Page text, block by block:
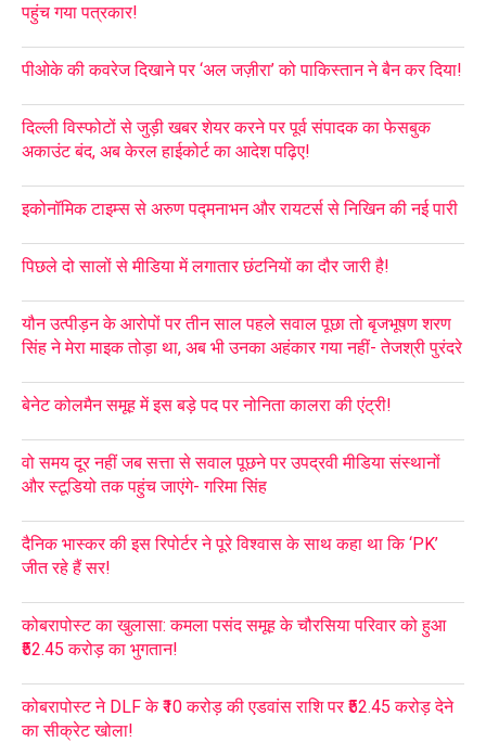
पहुंच गया पत्रकार!
पीओके की कवरेज दिखाने पर ‘अल जज़ीरा’ को पाकिस्तान ने बैन कर दिया!
दिल्ली विस्फोटों से जुड़ी खबर शेयर करने पर पूर्व संपादक का फेसबुक
अकाउंट बंद, अब केरल हाईकोर्ट का आदेश पढ़िए!
इकोनॉमिक टाइम्स से अरुण पद्मनाभन और रायटर्स से निखिन की नई पारी
पिछले दो सालों से मीडिया में लगातार छंटनियों का दौर जारी है!
यौन उत्पीड़न के आरोपों पर तीन साल पहले सवाल पूछा तो बृजभूषण शरण
सिंह ने मेरा माइक तोड़ा था, अब भी उनका अहंकार गया नहीं- तेजश्री पुरंदरे
बेनेट कोलमैन समूह में इस बड़े पद पर नोनिता कालरा की एंट्री!
वो समय दूर नहीं जब सत्ता से सवाल पूछने पर उपद्रवी मीडिया संस्थानों
और स्टूडियो तक पहुंच जाएंगे- गरिमा सिंह
दैनिक भास्कर की इस रिपोर्टर ने पूरे विश्वास के साथ कहा था कि ‘PK’
जीत रहे हैं सर!
कोबरापोस्ट का खुलासा: कमला पसंद समूह के चौरसिया परिवार को हुआ
₹52.45 करोड़ का भुगतान!
कोबरापोस्ट ने DLF के ₹10 करोड़ की एडवांस राशि पर ₹52.45 करोड़ देने
का सीक्रेट खोला!